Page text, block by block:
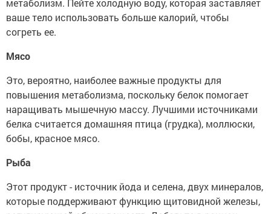
метаболизм. Пейте холодную воду, которая заставляет
ваше тело использовать больше калорий, чтобы
согреть ее.
Мясо
Это, вероятно, наиболее важные продукты для
повышения метаболизма, поскольку белок помогает
наращивать мышечную массу. Лучшими источниками
белка считается домашняя птица (грудка), моллюски,
бобы, красное мясо.
Рыба
Этот продукт - источник йода и селена, двух минералов,
которые поддерживают функцию щитовидной железы,